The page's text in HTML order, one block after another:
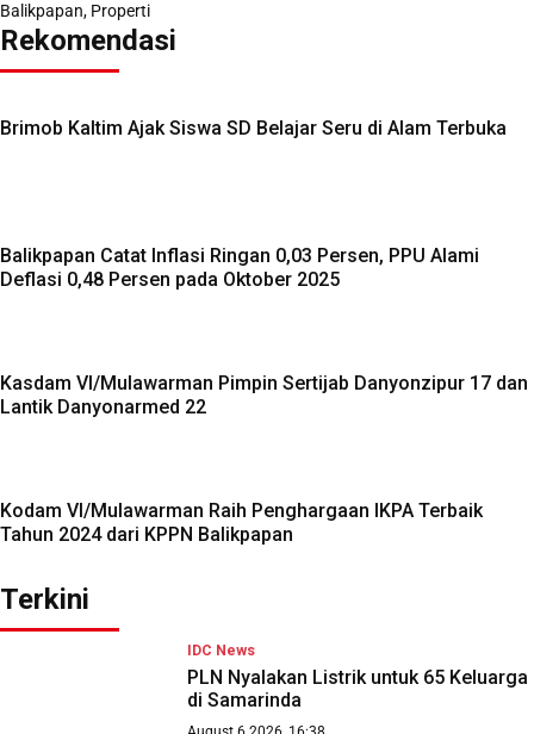
Balikpapan, Properti
Rekomendasi
Brimob Kaltim Ajak Siswa SD Belajar Seru di Alam Terbuka
Balikpapan Catat Inflasi Ringan 0,03 Persen, PPU Alami
Deflasi 0,48 Persen pada Oktober 2025
Kasdam VI/Mulawarman Pimpin Sertijab Danyonzipur 17 dan
Lantik Danyonarmed 22
Kodam VI/Mulawarman Raih Penghargaan IKPA Terbaik
Tahun 2024 dari KPPN Balikpapan
Terkini
IDC News
PLN Nyalakan Listrik untuk 65 Keluarga
di Samarinda